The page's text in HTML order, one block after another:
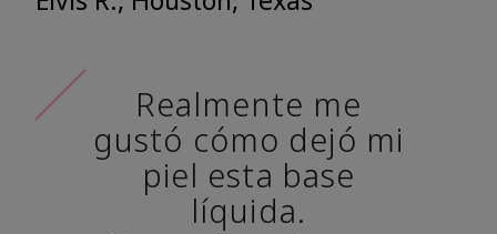
Realmente me
gustó cómo dejó mi
piel esta base
líquida.